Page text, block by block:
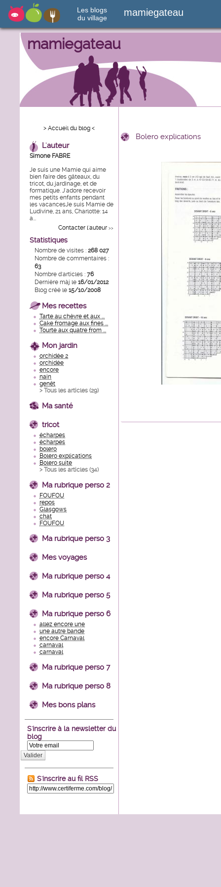
Les blogs
du village
mamiegateau
mamiegateau
> Accueil du blog <
L'auteur
Simone FABRE
Je suis une Mamie qui aime
bien faire des gâteaux, du
tricot, du jardinage, et de
formatique. J'adore recevoir
mes petits enfants pendant
les vacancesJe suis Mamie de
Ludivine, 21 ans, Charlotte: 14
a...
Contacter l'auteur >>
Statistiques
Nombre de visites : 268 027
Nombre de commentaires :
63
Nombre d'articles : 76
Dernière màj le 16/01/2012
Blog créé le 15/10/2008
Mes recettes
Tarte au chèvre et aux ...
Cake fromage aux fines ...
Tourte aux quatre from ...
Mon jardin
orchidée 2
orchidée
encore
nain
genêt
> Tous les articles (29)
Ma santé
tricot
écharpes
écharpes
bolero
Bolero explications
Bolero suite
> Tous les articles (34)
Ma rubrique perso 2
FOUFOU
repos
Glasgows
chat
FOUFOU
Ma rubrique perso 3
Mes voyages
Ma rubrique perso 4
Ma rubrique perso 5
Ma rubrique perso 6
allez encore une
une autre bande
encore Carnaval
carnaval
carnaval
Ma rubrique perso 7
Ma rubrique perso 8
Mes bons plans
S'inscrire à la newsletter du
blog
Valider
S'inscrire au fil RSS
Bolero explications